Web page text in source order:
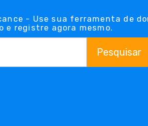
- Use sua ferramenta de
e registre agora mesmo.
Pesquisar